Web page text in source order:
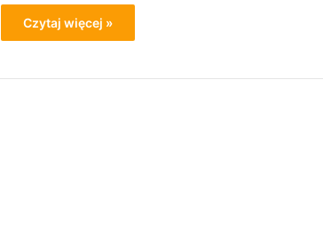
Czytaj więcej »